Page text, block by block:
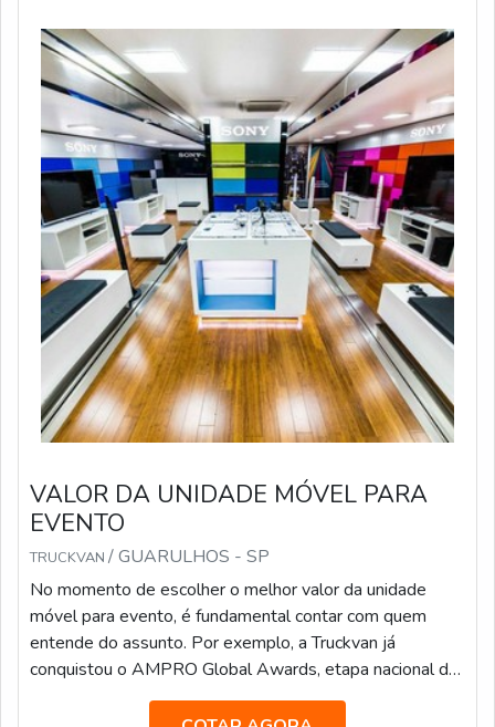
VALOR DA UNIDADE MÓVEL PARA
EVENTO
TRUCKVAN / GUARULHOS - SP
No momento de escolher o melhor valor da unidade
móvel para evento, é fundamental contar com quem
entende do assunto. Por exemplo, a Truckvan já
conquistou o AMPRO Global Awards, etapa nacional da
maior premiação de Live Marketing do mundo, na